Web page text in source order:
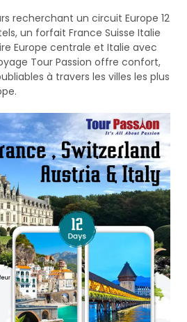
recherchant un circuit Europe 12
un forfait France Suisse Italie
Europe centrale et Italie avec
Tour Passion offre confort,
à travers les villes les plus